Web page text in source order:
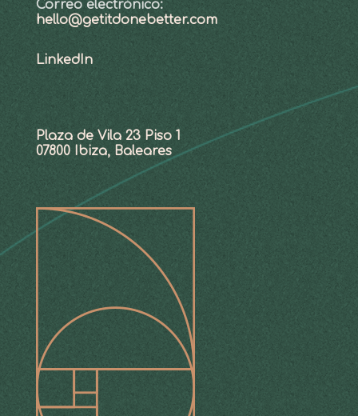
Correo electrónico:
hello@getitdonebetter.com
LinkedIn
Plaza de Vila 23 Piso 1
07800 Ibiza, Baleares